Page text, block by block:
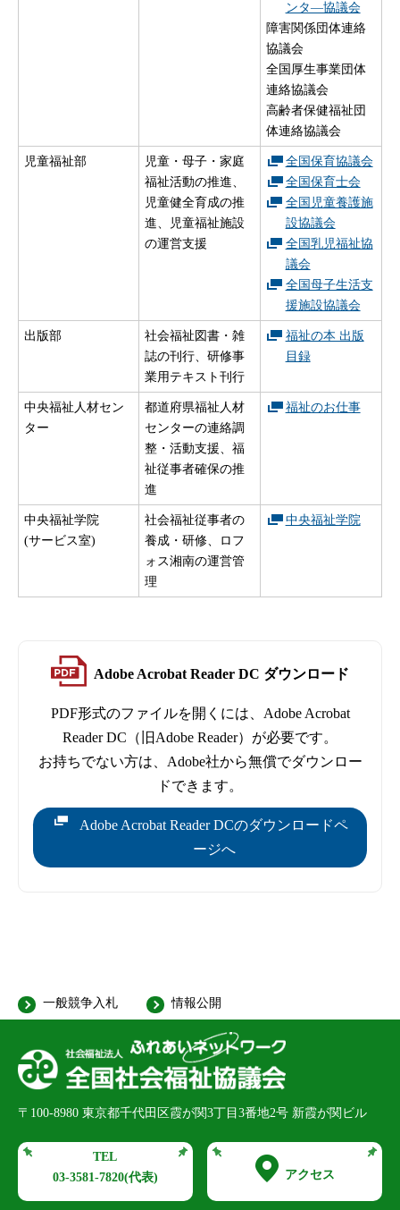
ンタ―協議会
障害関係団体連絡
協議会
全国厚生事業団体
連絡協議会
高齢者保健福祉団
体連絡協議会
児童福祉部
児童・母子・家庭
福祉活動の推進、
児童健全育成の推
進、児童福祉施設
の運営支援
全国保育協議会
全国保育士会
全国児童養護施
設協議会
全国乳児福祉協
議会
全国母子生活支
援施設協議会
出版部
社会福祉図書・雑
誌の刊行、研修事
業用テキスト刊行
福祉の本 出版
目録
中央福祉人材セン
ター
都道府県福祉人材
センターの連絡調
整・活動支援、福
祉従事者確保の推
進
福祉のお仕事
中央福祉学院
(サービス室)
社会福祉従事者の
養成・研修、ロフ
ォス湘南の運営管
理
中央福祉学院
Adobe Acrobat Reader DC ダウンロード
PDF形式のファイルを開くには、Adobe Acrobat
Reader DC（旧Adobe Reader）が必要です。
お持ちでない方は、Adobe社から無償でダウンロー
ドできます。
Adobe Acrobat Reader DCのダウンロードペ
ージへ
一般競争入札 情報公開
〒100-8980 東京都千代田区霞が関3丁目3番地2号 新霞が関ビル
TEL
03-3581-7820(代表) アクセス